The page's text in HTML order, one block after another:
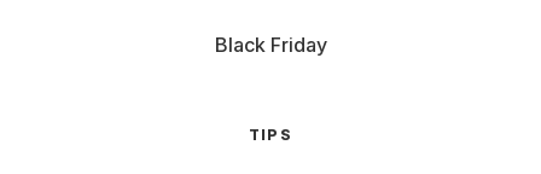
Black Friday
TIPS